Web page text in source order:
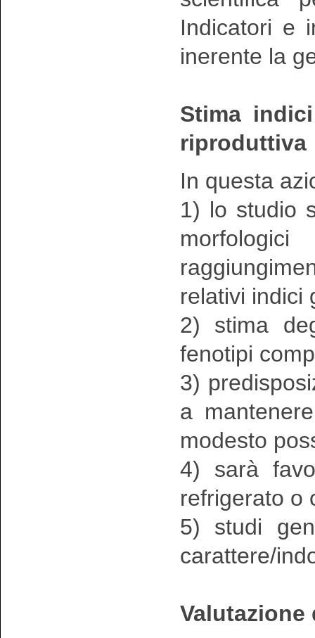
Indicatori e
inerente la
Stima
riproduttiva
In questa
1) lo studio
relativi indici
2) stima
fenotipi
3)
a
modesto
4) sarà
refrigerato o
5) studi
carattere/